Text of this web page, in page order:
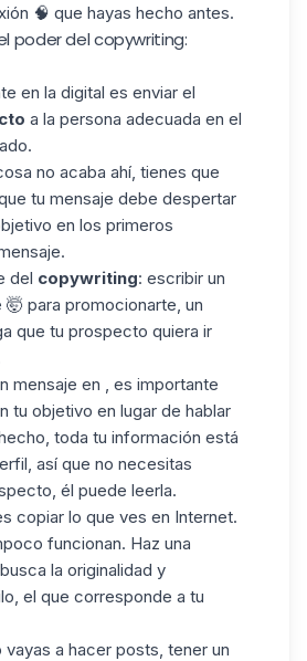
🧠 que hayas hecho antes.
poder del copywriting:
en la digital es enviar el
a la persona adecuada en el
no acaba ahí, tienes que
tu mensaje debe despertar
en los primeros
del copywriting: escribir un
para promocionarte, un
que tu prospecto quiera ir
mensaje en , es importante
tu objetivo en lugar de hablar
toda tu información está
así que no necesitas
él puede leerla.
copiar lo que ves en Internet.
funcionan. Haz una
la originalidad y
el que corresponde a tu
a hacer posts, tener un